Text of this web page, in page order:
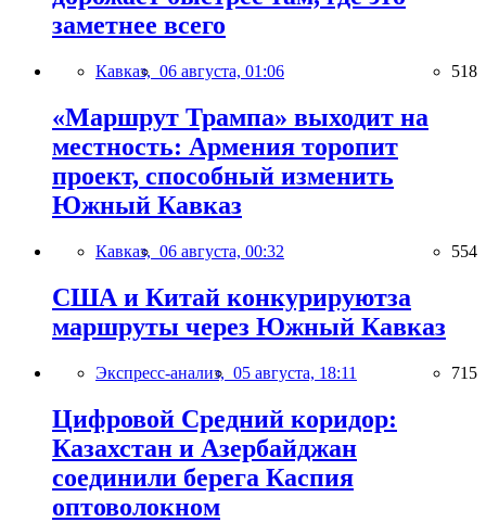
заметнее всего
Кавказ, 06 августа, 01:06 518
«Маршрут Трампа» выходит на
местность: Армения торопит
проект, способный изменить
Южный Кавказ
Кавказ, 06 августа, 00:32 554
США и Китай конкурируютза
маршруты через Южный Кавказ
Экспресс-анализ, 05 августа, 18:11 715
Цифровой Средний коридор:
Казахстан и Азербайджан
соединили берега Каспия
оптоволокном